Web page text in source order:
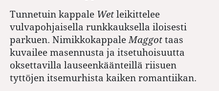
Tunnetuin kappale Wet leikittelee
vulvapohjaisella runkkauksella iloisesti
parkuen. Nimikkokappale Maggot taas
kuvailee masennusta ja itsetuhoisuutta
oksettavilla lauseenkäänteillä riisuen
tyttöjen itsemurhista kaiken romantiikan.